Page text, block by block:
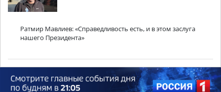
Ратмир Мавлиев: «Справедливость есть, и в этом заслуга
нашего Президента»